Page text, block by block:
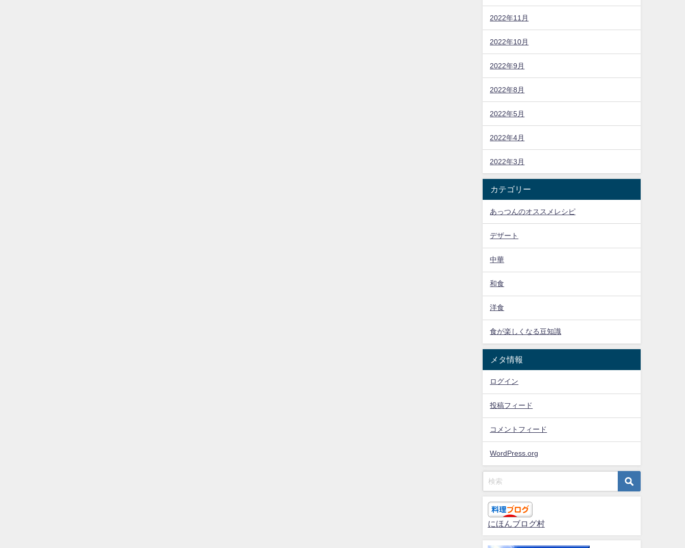
2022年11月
2022年10月
2022年9月
2022年8月
2022年5月
2022年4月
2022年3月
カテゴリー
あっつんのオススメレシピ
デザート
中華
和食
洋食
食が楽しくなる豆知識
メタ情報
ログイン
投稿フィード
コメントフィード
WordPress.org
にほんブログ村